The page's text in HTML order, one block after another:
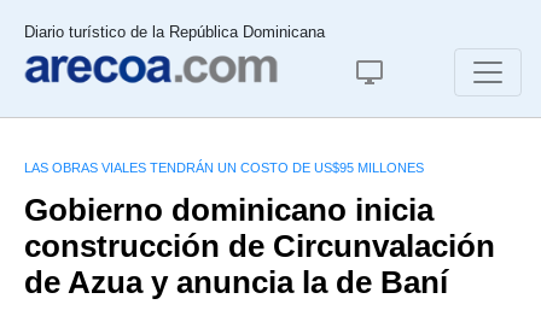
Diario turístico de la República Dominicana
LAS OBRAS VIALES TENDRÁN UN COSTO DE US$95 MILLONES
Gobierno dominicano inicia
construcción de Circunvalación
de Azua y anuncia la de Baní